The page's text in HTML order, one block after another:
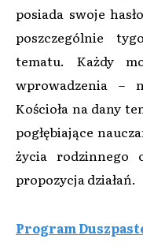
posiada swoje
poszczególnie
tematu. Każdy
wprowadzenia –
Kościoła na dany
pogłębiające
życia rodzinnego
propozycja działań.
Program